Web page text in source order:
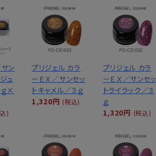
ン
ュ
×
)
プリジェル カラ
ーＥＸ／サンセッ
トキャメル／３ｇ
1,320円 (税込)
プリジェル カラ
ーＥＸ／サンセッ
トライラック／３
ｇ
1,320円 (税込)